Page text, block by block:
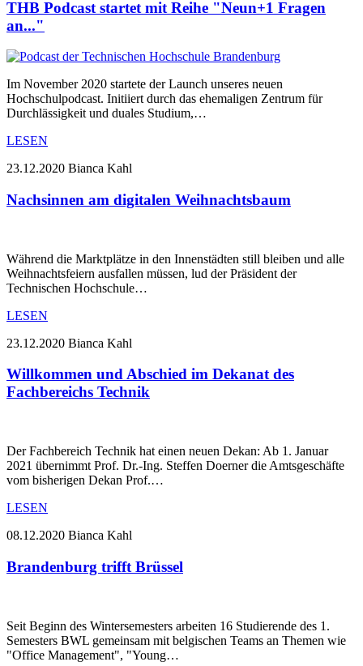
THB Podcast startet mit Reihe "Neun+1 Fragen
an..."
Im November 2020 startete der Launch unseres neuen
Hochschulpodcast. Initiiert durch das ehemaligen Zentrum für
Durchlässigkeit und duales Studium,…
LESEN
23.12.2020 Bianca Kahl
Nachsinnen am digitalen Weihnachtsbaum
Während die Marktplätze in den Innenstädten still bleiben und alle
Weihnachtsfeiern ausfallen müssen, lud der Präsident der
Technischen Hochschule…
LESEN
23.12.2020 Bianca Kahl
Willkommen und Abschied im Dekanat des
Fachbereichs Technik
Der Fachbereich Technik hat einen neuen Dekan: Ab 1. Januar
2021 übernimmt Prof. Dr.-Ing. Steffen Doerner die Amtsgeschäfte
vom bisherigen Dekan Prof.…
LESEN
08.12.2020 Bianca Kahl
Brandenburg trifft Brüssel
Seit Beginn des Wintersemesters arbeiten 16 Studierende des 1.
Semesters BWL gemeinsam mit belgischen Teams an Themen wie
"Office Management", "Young…